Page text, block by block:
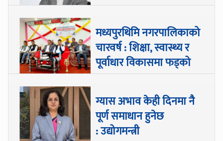
मध्यपुरथिमि नगरपालिकाको
चारवर्ष : शिक्षा, स्वास्थ्य र
पूर्वाधार विकासमा फड्को
ग्यास अभाव केही दिनमा नै
पूर्ण समाधान हुनेछ
: उद्योगमन्त्री